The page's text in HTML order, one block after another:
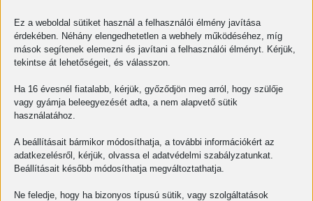
Milyen projektekhez érdemes mérnöki
támogatást igénybe venni?
OMES 2026-08-06
Ez a weboldal sütiket használ a felhasználói élmény javítása
érdekében. Néhány elengedhetetlen a webhely működéséhez, míg
mások segítenek elemezni és javítani a felhasználói élményt. Kérjük,
tekintse át lehetőségeit, és válasszon.
Ha 16 évesnél fiatalabb, kérjük, győződjön meg arról, hogy szülője
vagy gyámja beleegyezését adta, a nem alapvető sütik
használatához.
A beállításait bármikor módosíthatja, a további információkért az
adatkezelésről, kérjük, olvassa el adatvédelmi szabályzatunkat.
Beállításait később módosíthatja megváltoztathatja.
Ne feledje, hogy ha bizonyos típusú sütik, vagy szolgáltatások